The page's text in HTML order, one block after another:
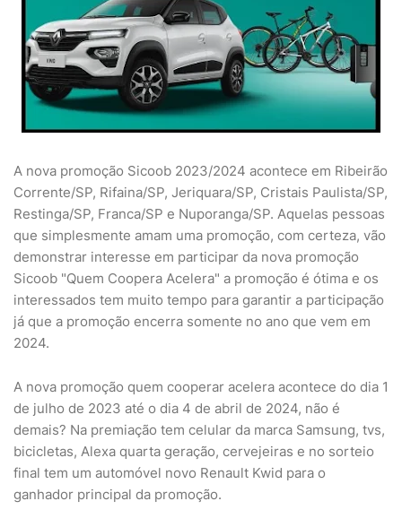
A nova promoção Sicoob 2023/2024 acontece em Ribeirão
Corrente/SP, Rifaina/SP, Jeriquara/SP, Cristais Paulista/SP,
Restinga/SP, Franca/SP e Nuporanga/SP. Aquelas pessoas
que simplesmente amam uma promoção, com certeza, vão
demonstrar interesse em participar da nova promoção
Sicoob "Quem Coopera Acelera" a promoção é ótima e os
interessados tem muito tempo para garantir a participação
já que a promoção encerra somente no ano que vem em
2024.
A nova promoção quem cooperar acelera acontece do dia 1
de julho de 2023 até o dia 4 de abril de 2024, não é
demais? Na premiação tem celular da marca Samsung, tvs,
bicicletas, Alexa quarta geração, cervejeiras e no sorteio
final tem um automóvel novo Renault Kwid para o
ganhador principal da promoção.